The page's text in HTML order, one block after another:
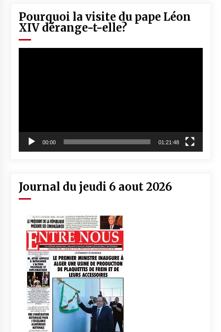
Pourquoi la visite du pape Léon
XIV dérange-t-elle?
00:00 01:21:48
Journal du jeudi 6 aout 2026